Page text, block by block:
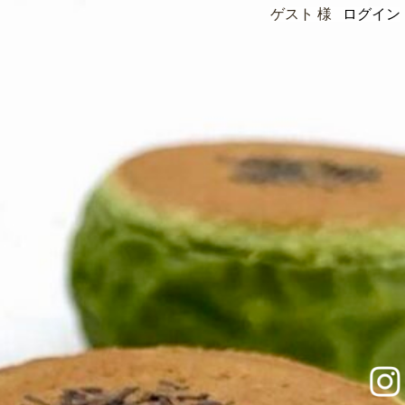
ゲスト 様 ログイン
instagram